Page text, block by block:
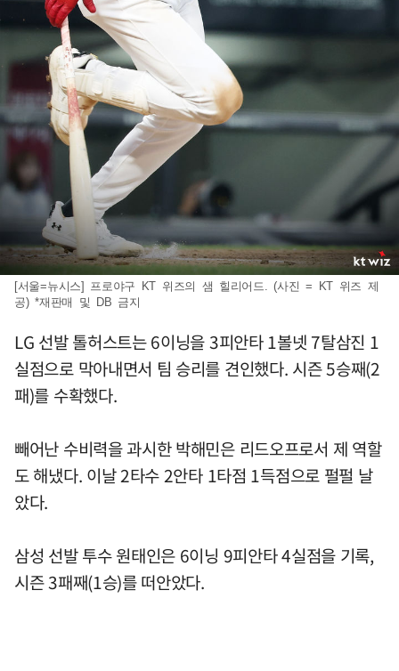
[서울=뉴시스] 프로야구 KT 위즈의 샘 힐리어드. (사진 = KT 위즈 제
공) *재판매 및 DB 금지
LG 선발 톨허스트는 6이닝을 3피안타 1볼넷 7탈삼진 1
실점으로 막아내면서 팀 승리를 견인했다. 시즌 5승째(2
패)를 수확했다.
빼어난 수비력을 과시한 박해민은 리드오프로서 제 역할
도 해냈다. 이날 2타수 2안타 1타점 1득점으로 펄펄 날
았다.
삼성 선발 투수 원태인은 6이닝 9피안타 4실점을 기록,
시즌 3패째(1승)를 떠안았다.